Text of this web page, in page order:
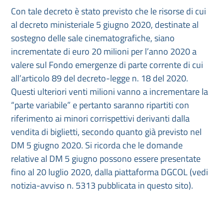
Con tale decreto è stato previsto che le risorse di cui
al decreto ministeriale 5 giugno 2020, destinate al
sostegno delle sale cinematografiche, siano
incrementate di euro 20 milioni per l’anno 2020 a
valere sul Fondo emergenze di parte corrente di cui
all’articolo 89 del decreto-legge n. 18 del 2020.
Questi ulteriori venti milioni vanno a incrementare la
“parte variabile” e pertanto saranno ripartiti con
riferimento ai minori corrispettivi derivanti dalla
vendita di biglietti, secondo quanto già previsto nel
DM 5 giugno 2020. Si ricorda che le domande
relative al DM 5 giugno possono essere presentate
fino al 20 luglio 2020, dalla piattaforma DGCOL (vedi
notizia-avviso n. 5313 pubblicata in questo sito).